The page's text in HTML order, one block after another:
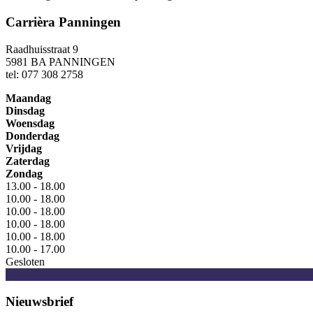
Carrièra Panningen
Raadhuisstraat 9
5981 BA PANNINGEN
tel: 077 308 2758
Maandag
Dinsdag
Woensdag
Donderdag
Vrijdag
Zaterdag
Zondag
13.00 - 18.00
10.00 - 18.00
10.00 - 18.00
10.00 - 18.00
10.00 - 18.00
10.00 - 17.00
Gesloten
Nieuwsbrief